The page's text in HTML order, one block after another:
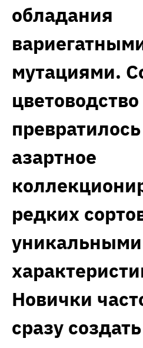
обладания
мутациями.
цветоводство
азартное
редких
Новички
сразу